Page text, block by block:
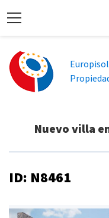
Europisol
Nuevo villa
ID: N8461